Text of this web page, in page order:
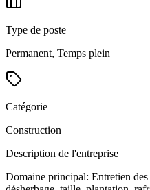
Type de poste
Permanent, Temps plein
Catégorie
Construction
Description de l'entreprise
Domaine principal: Entretien des